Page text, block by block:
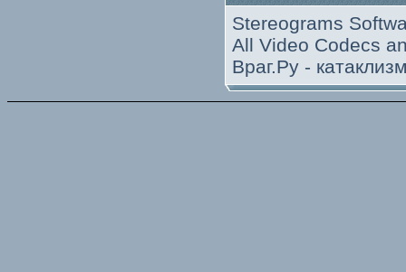
Stereograms
All Video Codecs
Враг.Ру -